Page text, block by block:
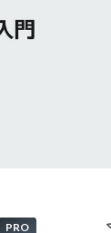
PRO